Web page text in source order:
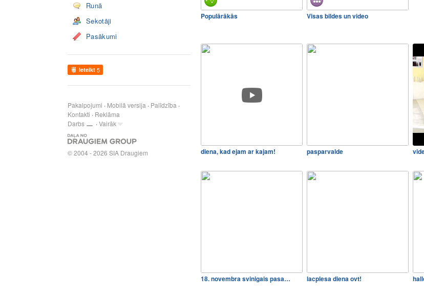
Runā
Sekotāji
Pasākumi
Ieteikt 5
Pakalpojumi Mobilā versija
Palīdzība
Kontakti
Reklāma
Darbs
Vairāk
© 2004 - 2026 SIA Draugiem
Populārākās Visas bildes un video
diena, kad ejam ar kajam! pasparvalde
18. novembra svinigais pasa… lacplesa diena ovt!